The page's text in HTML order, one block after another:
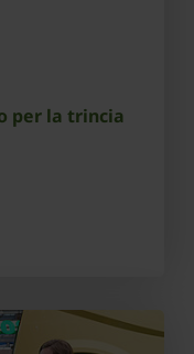
per la trincia